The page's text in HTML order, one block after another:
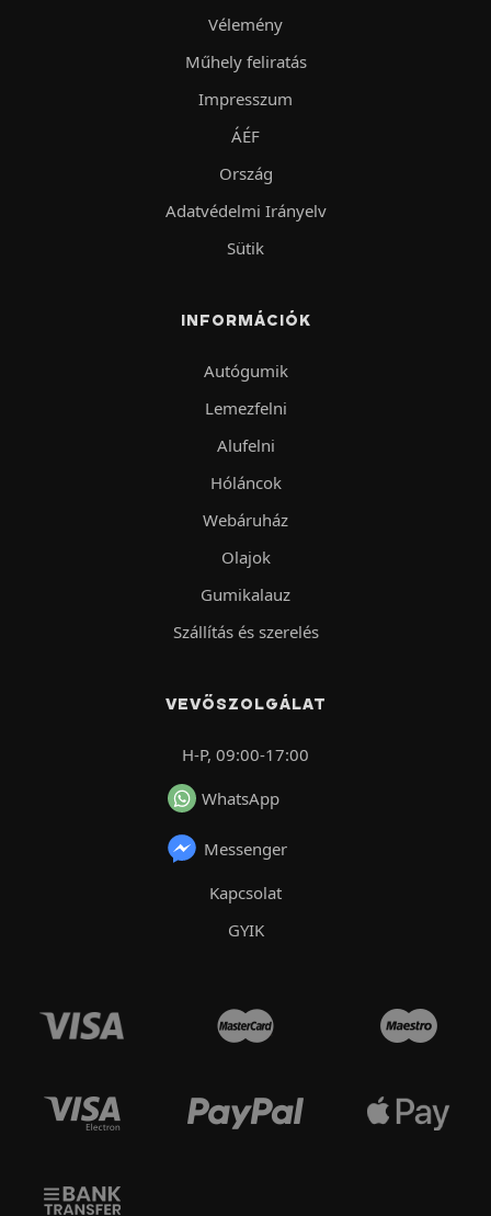
Vélemény
Műhely feliratás
Impresszum
ÁÉF
Ország
Adatvédelmi Irányelv
Sütik
INFORMÁCIÓK
Autógumik
Lemezfelni
Alufelni
Hóláncok
Webáruház
Olajok
Gumikalauz
Szállítás és szerelés
VEVŐSZOLGÁLAT
H-P, 09:00-17:00
WhatsApp
Messenger
Kapcsolat
GYIK